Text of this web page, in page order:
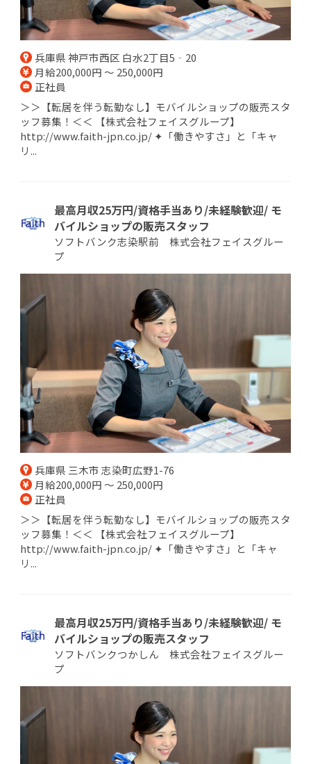
兵庫県 神戸市西区 白水2丁目5‐20
月給200,000円 ～ 250,000円
正社員
＞＞【転居を伴う転勤なし】モバイルショップの販売スタ
ッフ募集！＜＜ 【株式会社フェイスグループ】
http://www.faith-jpn.co.jp/ ✦「働きやすさ」と「キャ
リ...
最高月収25万円/資格手当あり/未経験歓迎/ モ
バイルショップの販売スタッフ
ソフトバンク志染駅前 株式会社フェイスグルー
プ
兵庫県 三木市 志染町広野1-76
月給200,000円 ～ 250,000円
正社員
＞＞【転居を伴う転勤なし】モバイルショップの販売スタ
ッフ募集！＜＜ 【株式会社フェイスグループ】
http://www.faith-jpn.co.jp/ ✦「働きやすさ」と「キャ
リ...
最高月収25万円/資格手当あり/未経験歓迎/ モ
バイルショップの販売スタッフ
ソフトバンクつかしん 株式会社フェイスグルー
プ